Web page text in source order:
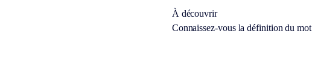
À découvrir
Connaissez-vous la définition du mot